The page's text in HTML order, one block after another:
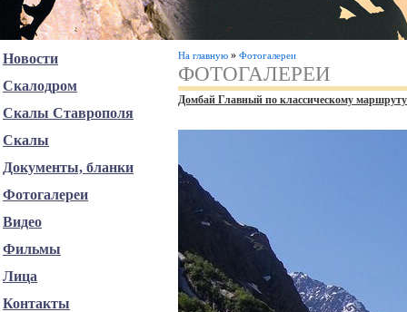
На главную » Фотогалереи
ФОТОГАЛЕРЕИ
Домбай Главный по классическому
Новости
Скалодром
Скалы Ставрополя
Скалы
Документы, бланки
Фотогалереи
Видео
Фильмы
Лица
Контакты